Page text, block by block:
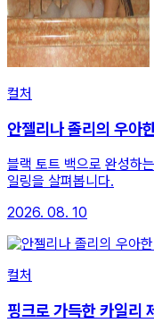
컬처
안젤리나 졸리의 우아
블랙 토트 백으로 완성하
일링을 살펴봅니다.
2026. 08. 10
컬처
핑크로 가득한 카일리